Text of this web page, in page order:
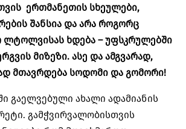
ერთმანეთის სხეულები,
შანსია და არა როგორც
ლტოლვისას ხდება –უფსკრულებში
მიზეზი. ასე და ამგვარად,
მთავრდება სოდომი და გომორი!
გაელვებული ახალი ადამიანის
გამჭვირვალობისთვის